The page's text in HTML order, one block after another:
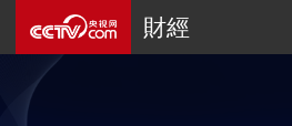
財經